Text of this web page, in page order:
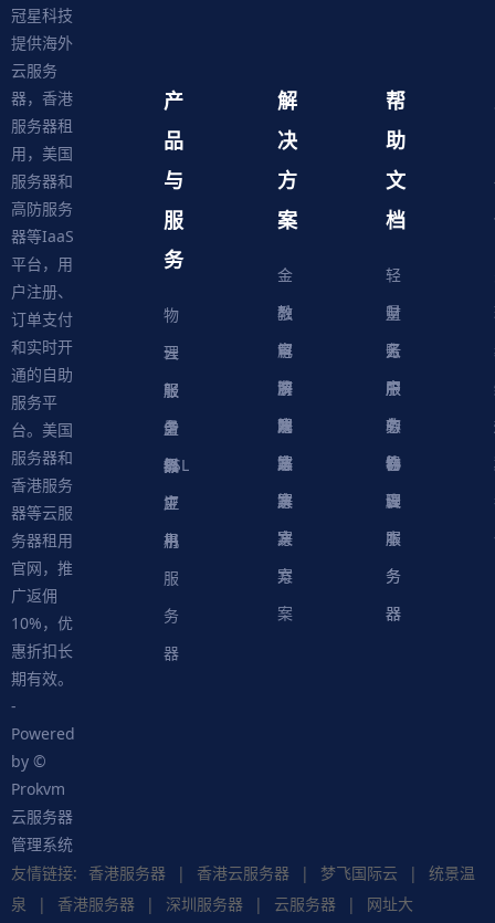
冠星科技
提供海外
云服务
器，香港
服务器租
用，美国
服务器和
高防服务
器等IaaS
平台，用
户注册、
订单支付
和实时开
通的自助
服务平
台。美国
服务器和
香港服务
器等云服
务器租用
官网，推
广返佣
10%，优
惠折扣长
期有效。
-
Powered
by ©
Prokvm
云服务器
管理系统
产
品
与
服
务
物
理
服
务
器
云
服
务
器
轻
量
级
应
用
服
务
器
虚
拟
主
机
SSL
证
书
解
决
方
案
金
融
解
决
方
案
教
育
解
决
方
案
电
商
解
决
方
案
游
戏
解
决
方
案
网
站
解
决
方
案
帮
助
文
档
轻
量
云
服
务
器
财
务
中
心
账
户
中
心
服
务
协
议
软
件
脚
本
物
理
服
务
器
云
服
务
器
友情链接: 香港服务器 | 香港云服务器 | 梦飞国际云 |
统景温
泉
| 香港服务器 | 深圳服务器 | 云服务器 | 网址大